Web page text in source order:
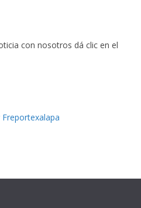
con nosotros dá clic en el